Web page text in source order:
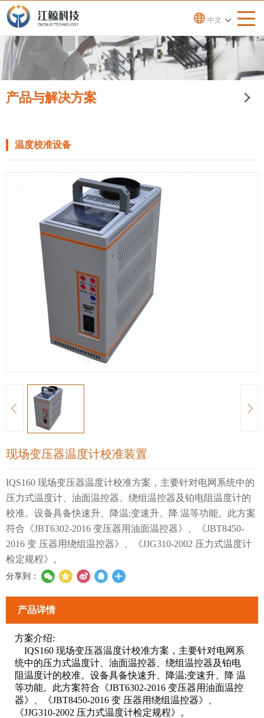
中文
产品与解决方案
温度校准设备
现场变压器温度计校准装置
IQS160 现场变压器温度计校准方案，主要针对电网系统中的
压力式温度计、油面温控器、绕组温控器及铂电阻温度计的
校准。设备具备快速升、降温;变速升、降 温等功能。此方案
符合《JBT6302-2016 变压器用油面温控器》、《JBT8450-
2016 变 压器用绕组温控器》、《JJG310-2002 压力式温度计
检定规程》。
分享到：
产品详情
方案介绍:
IQS160 现场变压器温度计校准方案，主要针对电网系
统中的压力式温度计、油面温控器、绕组温控器及铂电
阻温度计的校准。设备具备快速升、降温;变速升、降 温
等功能。此方案符合《JBT6302-2016 变压器用油面温控
器》、《JBT8450-2016 变 压器用绕组温控器》、
《JJG310-2002 压力式温度计检定规程》。